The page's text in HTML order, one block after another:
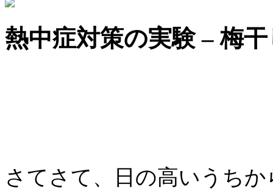
熱中症対策の実験 – 梅
さてさて、日の高いうちか